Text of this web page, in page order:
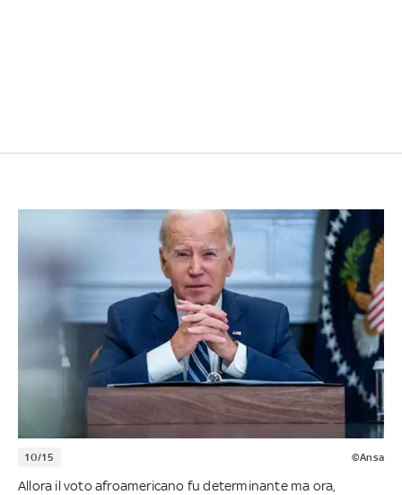
10/15 ©Ansa
Allora il voto afroamericano fu determinante ma ora,